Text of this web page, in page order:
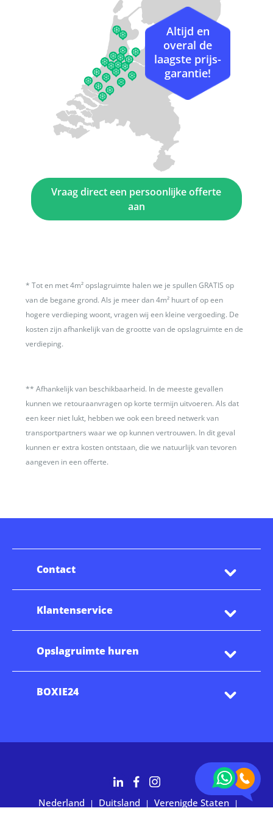
Vraag direct een persoonlijke offerte
aan
Altijd en
overal de
laagste prijs-
garantie!
*Tot en met 4m² opslagruimte halen we je spullen GRATIS op
van de begane grond. Als je meer dan 4m² huurt of op een
hogere verdieping woont, vragen wij een kleine vergoeding. De
kosten zijn afhankelijk van de grootte van de opslagruimte en de
verdieping.
**Afhankelijk van beschikbaarheid. In de meeste gevallen
kunnen we retouraanvragen op korte termijn uitvoeren. Als dat
een keer niet lukt, hebben we ook een breed netwerk van
transportpartners waar we op kunnen vertrouwen. In dit geval
kunnen er extra kosten ontstaan, die we natuurlijk van tevoren
aangeven in een offerte.
Contact
Klantenservice
Opslagruimte huren
BOXIE24
Nederland | Duitsland | Verenigde Staten |